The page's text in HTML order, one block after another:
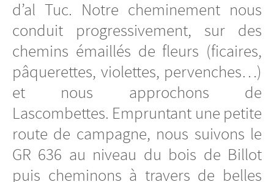
d’al Tuc. Notre cheminement nous
conduit progressivement, sur des
chemins émaillés de fleurs (ficaires,
pâquerettes, violettes, pervenches…)
et nous approchons de
Lascombettes. Empruntant une petite
route de campagne, nous suivons le
GR 636 au niveau du bois de Billot
puis cheminons à travers de belles